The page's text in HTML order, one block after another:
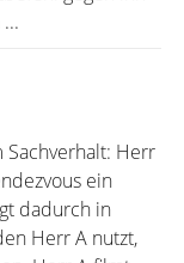
Sachverhalt: Herr
ein
dadurch in
Herr A nutzt,